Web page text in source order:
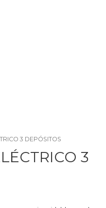
3 DEPÓSITOS
3